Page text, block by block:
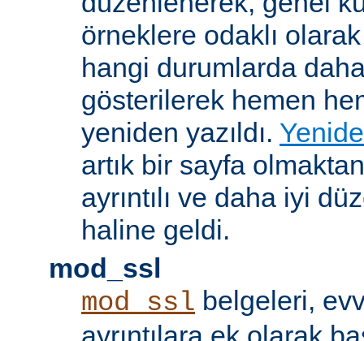
örneklere odaklı
hangi durumlarda
gösterilerek hemen
yeniden yazıldı.
artık bir sayfa
ayrıntılı ve daha iyi
haline geldi.
mod_ssl
mod_ssl belgeleri,